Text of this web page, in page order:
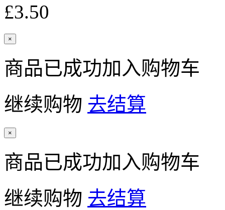
£3.50
×
商品已成功加入购物车
继续购物 去结算
×
商品已成功加入购物车
继续购物 去结算